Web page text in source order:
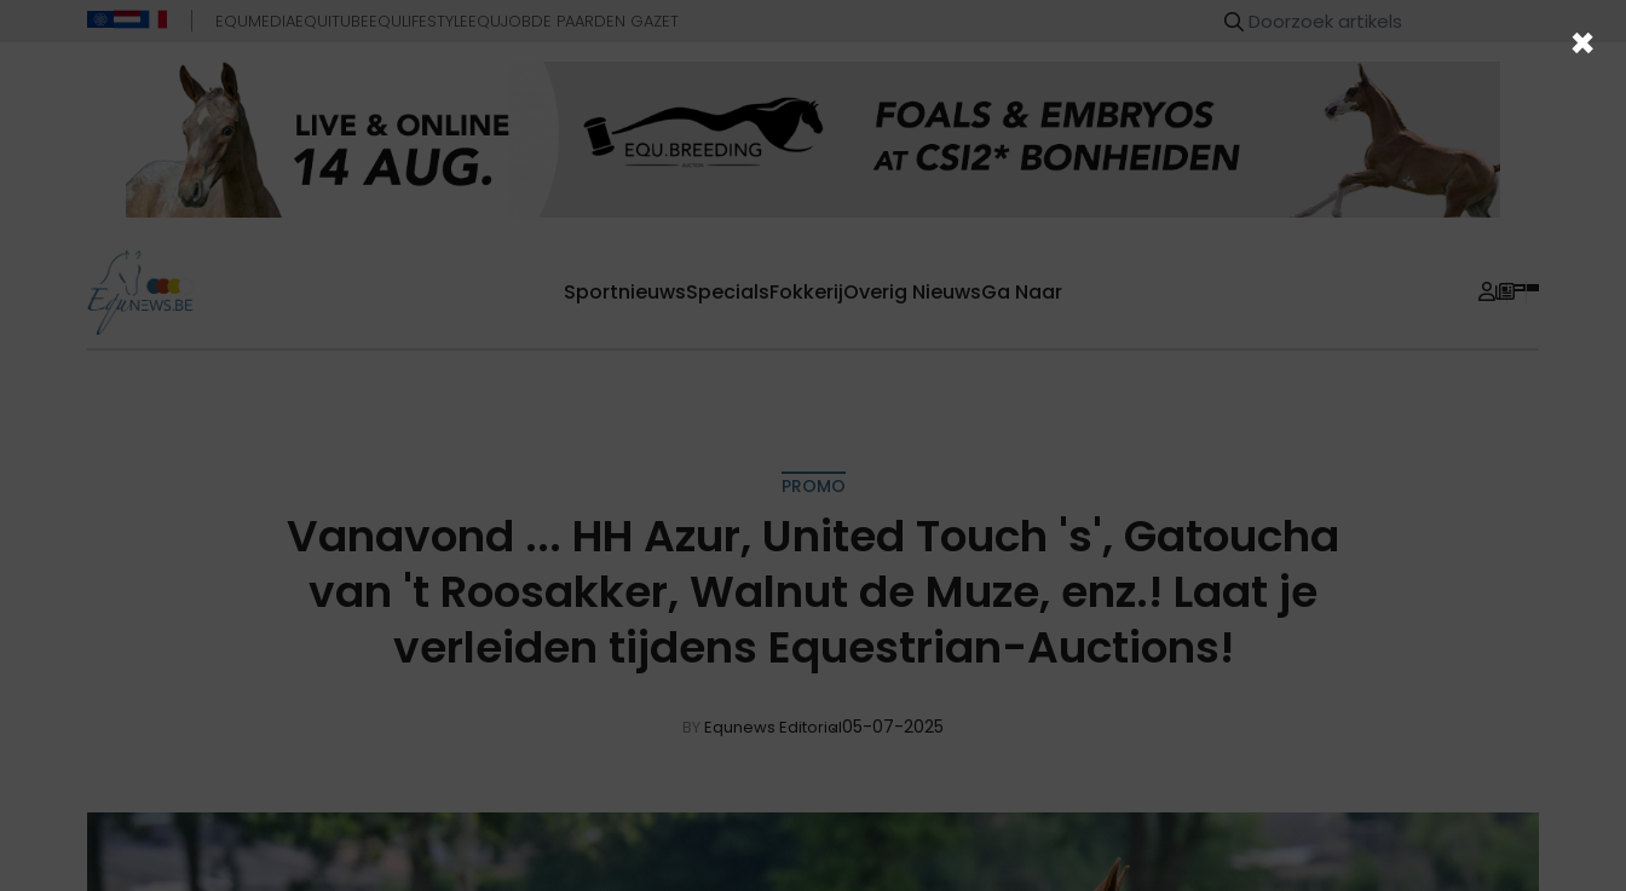
EQUMEDIAEQUITUBEEQULIFESTYLEEQUJOBDE PAARDEN GAZET
SportnieuwsSpecialsFokkerijOverig NieuwsGa Naar
PROMO
Vanavond ... HH Azur, United Touch 's', Gatoucha
van 't Roosakker, Walnut de Muze, enz.! Laat je
verleiden tijdens Equestrian-Auctions!
BY Equnews Editorial05-07-2025
×